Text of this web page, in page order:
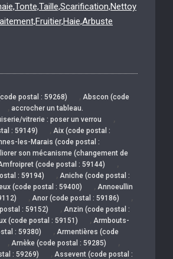
postal : 59268)
, Abscon (code
, accrocher un tableau.
vitrerie : poser un verrou
,
: 59149) , Aix (code postal :
les-Marais (code postal :
son mécanisme (changement de
(code postal : 59144) ,
: 59194) , Aniche (code postal :
(code postal : 59400) , Annoeullin
, Anor (code postal : 59186) ,
: 59152) , Anzin (code postal :
(code postal : 59151) , Armbouts-
: 59380)
, Armentières (code
, Arnèke (code postal : 59285) ,
: 59269) , Assevent (code postal :